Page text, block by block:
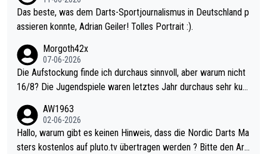
Das beste, was dem Darts-Sportjournalismus in Deutschland p
assieren konnte, Adrian Geiler! Tolles Portrait :).
Morgoth42x
07-06-2026
Die Aufstockung finde ich durchaus sinnvoll, aber warum nicht
16/8? Die Jugendspiele waren letztes Jahr durchaus sehr kurz
Allerdings ist Mitchell Lawrie als Nummer 1 der Welt eh qualifi
ziert. Somit ändert die automatische Qualifikation des Weltmei
sters erstmal nichts. Ich denke sie wollen damit für nächstes J
AW1963
02-06-2026
Hallo, warum gibt es keinen Hinweis, dass die Nordic Darts Ma
sters kostenlos auf pluto.tv übertragen werden ? Bitte den Arti